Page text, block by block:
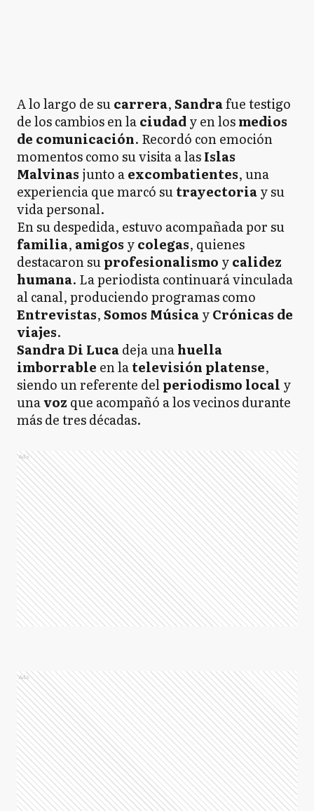
A lo largo de sucarrera,Sandrafue testigo
de los cambios en laciudady en losmedios
de comunicación. Recordó con emoción
momentos como su visita a lasIslas
Malvinas junto aexcombatientes, una
experiencia que marcó sutrayectoriay su
vida personal.
En su despedida, estuvo acompañada por su
familia, amigos ycolegas, quienes
destacaron suprofesionalismo ycalidez
humana. La periodista continuará vinculada
al canal, produciendo programas como
Entrevistas,Somos MúsicayCrónicas de
viajes.
Sandra Di Lucadeja unahuella
imborrable en latelevisión platense,
siendo un referente delperiodismo local y
unavoz que acompañó a los vecinos durante
más de tres décadas.
Ads
Ads